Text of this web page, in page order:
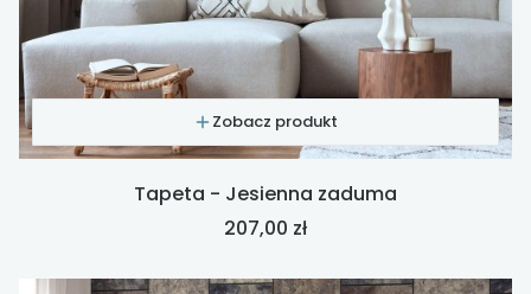
Zobacz produkt
Tapeta - Jesienna zaduma
Cena
207,00 zł